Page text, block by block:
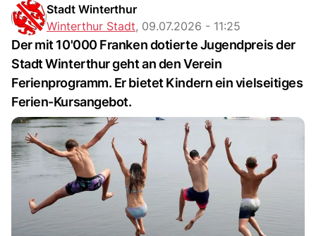
Stadt Winterthur
Winterthur Stadt, 09.07.2026 - 11:25
Der mit 10'000 Franken dotierte Jugendpreis der
Stadt Winterthur geht an den Verein
Ferienprogramm. Er bietet Kindern ein vielseitiges
Ferien-Kursangebot.